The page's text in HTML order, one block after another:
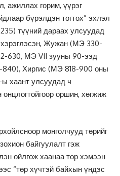
ажиллах горим, үүрэг
бүрэлдэн тогтох” эхлэл
түүний дараах улсуудад
Жужан (МЭ 330-
630, МЭ VII зууны 90-ээд
Хиргис (МЭ 818-900 оны
хаант улсуудад ч
оршин, хөгжиж
монголчууд төрийг
байгуулалт гэж
ойлгож хаанаа төр хэмээн
“төр хүчтэй байхын үндэс